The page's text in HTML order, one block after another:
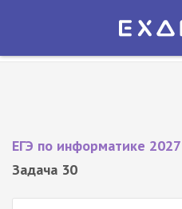
Экзамер — ЕГЭ 2027
ЕГЭ по информатике 2027
Задача 30